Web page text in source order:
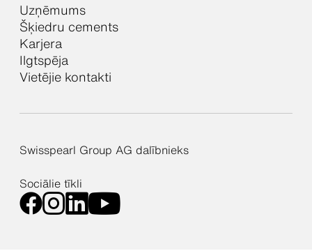
Uzņēmums
Šķiedru cements
Karjera
Ilgtspēja
Vietējie kontakti
Swisspearl Group AG dalībnieks
Sociālie tīkli